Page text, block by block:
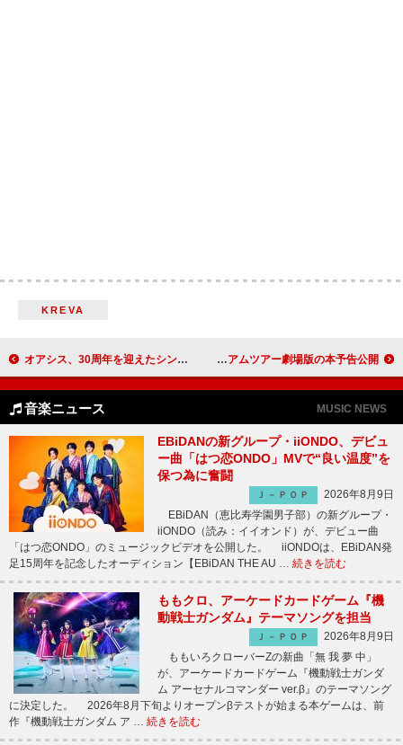
KREVA
オアシス、30周年を迎えたシングル「モーニング・グローリー」 の日本語字幕付きMV公開 Official髭男dism、スタジアムツアー劇場版の本予告公開
音楽ニュース MUSIC NEWS
EBiDANの新グループ・iiONDO、デビュ
ー曲「はつ恋ONDO」MVで“良い温度”を
保つ為に奮闘
Ｊ－ＰＯＰ
2026年8月9日
EBiDAN（恵比寿学園男子部）の新グループ・
iiONDO（読み：イイオンド）が、デビュー曲
「はつ恋ONDO」のミュージックビデオを公開した。 iiONDOは、EBiDAN発
足15周年を記念したオーディション【EBiDAN THE AU … 続きを読む
ももクロ、アーケードカードゲーム『機
動戦士ガンダム』テーマソングを担当
Ｊ－ＰＯＰ
2026年8月9日
ももいろクローバーZの新曲「無 我 夢 中」
が、アーケードカードゲーム『機動戦士ガンダ
ム アーセナルコマンダー ver.β』のテーマソング
に決定した。 2026年8月下旬よりオープンβテストが始まる本ゲームは、前
作『機動戦士ガンダム ア … 続きを読む